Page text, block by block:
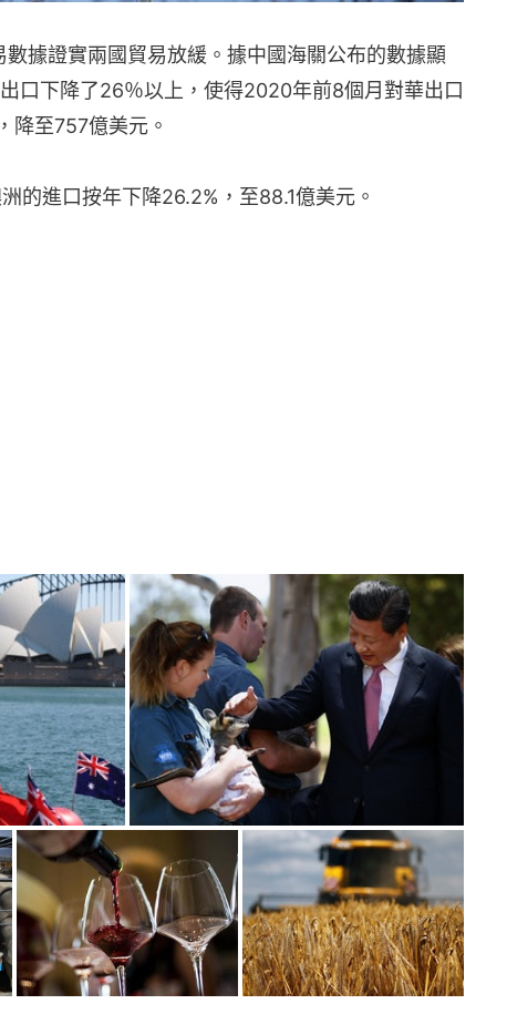
據證實兩國貿易放緩。據中國海關公布的數據顯
口下降了26％以上，使得2020年前8個月對華出口
降至757億美元。
的進口按年下降26.2%，至88.1億美元。